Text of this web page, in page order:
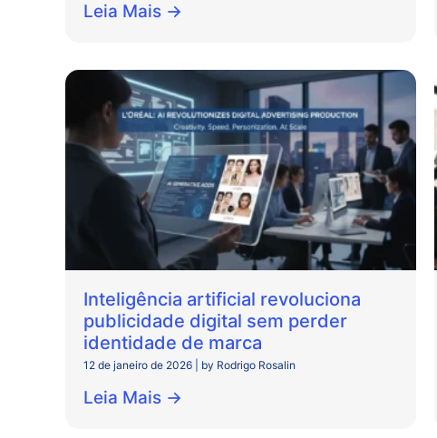
Leia Mais →
Inteligência artificial revoluciona
publicidade digital sem perder
identidade de marca
12 de janeiro de 2026 by Rodrigo Rosalin
Leia Mais →